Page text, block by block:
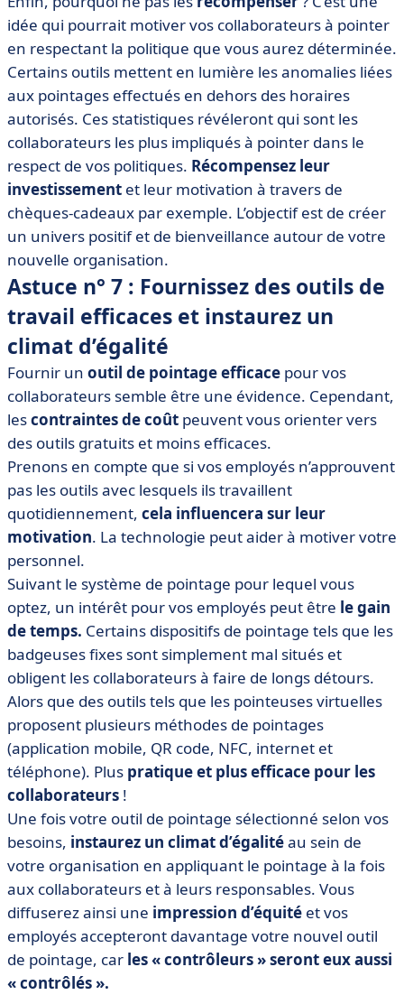
idée qui pourrait motiver vos collaborateurs à pointer
en respectant la politique que vous aurez déterminée.
Certains outils mettent en lumière les anomalies liées
aux pointages effectués en dehors des horaires
autorisés. Ces statistiques révéleront qui sont les
collaborateurs les plus impliqués à pointer dans le
respect de vos politiques. Récompensez leur
investissement et leur motivation à travers de
chèques-cadeaux par exemple. L’objectif est de créer
un univers positif et de bienveillance autour de votre
nouvelle organisation.
Astuce n° 7 : Fournissez des outils de
travail efficaces et instaurez un
climat d’égalité
Fournir un outil de pointage efficace pour vos
collaborateurs semble être une évidence. Cependant,
lescontraintes de coût peuvent vous orienter vers
des outils gratuits et moins efficaces.
Prenons en compte que si vos employés n’approuvent
pas les outils avec lesquels ils travaillent
quotidiennement, cela influencera sur leur
motivation. La technologie peut aider à motiver votre
personnel.
Suivant le système de pointage pour lequel vous
optez, un intérêt pour vos employés peut être le gain
de temps. Certains dispositifs de pointage tels que les
badgeuses fixes sont simplement mal situés et
obligent les collaborateurs à faire de longs détours.
Alors que des outils tels que les pointeuses virtuelles
proposent plusieurs méthodes de pointages
(application mobile, QR code, NFC, internet et
téléphone). Plus pratique et plus efficace pour les
collaborateurs !
Une fois votre outil de pointage sélectionné selon vos
besoins, instaurez un climat d’égalitéau sein de
votre organisation en appliquant le pointage à la fois
aux collaborateurs et à leurs responsables. Vous
diffuserez ainsi une impression d’équité et vos
employés accepteront davantage votre nouvel outil
de pointage, car les « contrôleurs » seront eux aussi
« contrôlés ».